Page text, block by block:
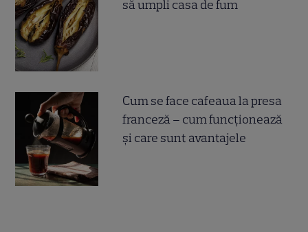
să umpli casa de fum
Cum se face cafeaua la presa
franceză – cum funcționează
și care sunt avantajele